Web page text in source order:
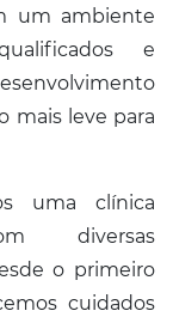
um ambiente
e
mais leve para
uma clínica
diversas
o primeiro
cuidados